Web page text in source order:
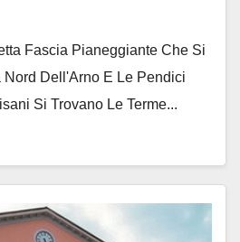
Fascia Pianeggiante Che Si
Nord Dell'Arno E Le Pendici
Si Trovano Le Terme...